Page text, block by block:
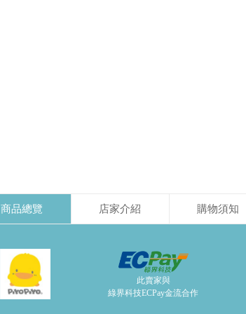
商品總覽 店家介紹 購物須知
此賣家與
綠界科技ECPay金流合作